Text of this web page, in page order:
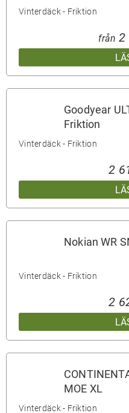
Vinterdäck - Friktion
från 2
Goodyear
Friktion
Vinterdäck - Friktion
2
Nokian WR
Vinterdäck - Friktion
2
MOE XL
Vinterdäck - Friktion